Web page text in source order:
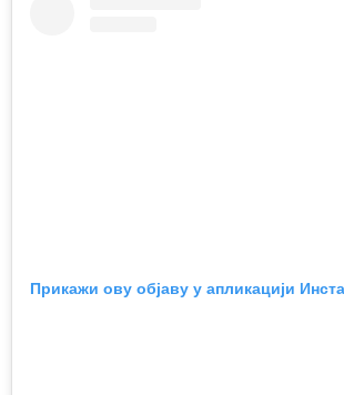
Прикажи ову објаву у апликацији